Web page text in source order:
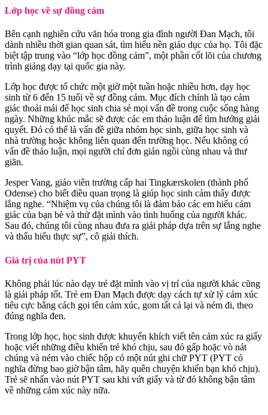
Lớp học về sự đồng cảm
Bên cạnh nghiên cứu văn hóa trong gia đình người Đan Mạch, tôi
dành nhiều thời gian quan sát, tìm hiểu nền giáo dục của họ. Tôi đặc
biệt tập trung vào “lớp học đồng cảm”, một phần cốt lõi của chương
trình giảng dạy tại quốc gia này.
Lớp học được tổ chức một giờ một tuần hoặc nhiều hơn, dạy học
sinh từ 6 đến 15 tuổi về sự đồng cảm. Mục đích chính là tạo cảm
giác thoải mái để học sinh chia sẻ mọi vấn đề trong cuộc sống hàng
ngày. Những khúc mắc sẽ được các em thảo luận để tìm hướng giải
quyết. Đó có thể là vấn đề giữa nhóm học sinh, giữa học sinh và
nhà trường hoặc không liên quan đến trường học. Nếu không có
vấn đề thảo luận, mọi người chỉ đơn giản ngồi cùng nhau và thư
giãn.
Jesper Vang, giáo viên trường cấp hai Tingkærskolen (thành phố
Odense) cho biết điều quan trọng là giúp học sinh cảm thấy được
lắng nghe. “Nhiệm vụ của chúng tôi là đảm bảo các em hiểu cảm
giác của bạn bè và thử đặt mình vào tình huống của người khác.
Sau đó, chúng tôi cùng nhau đưa ra giải pháp dựa trên sự lắng nghe
và thấu hiểu thực sự”, cô giải thích.
Giá trị của nút PYT
Không phải lúc nào dạy trẻ đặt mình vào vị trí của người khác cũng
là giải pháp tốt. Trẻ em Đan Mạch được dạy cách tự xử lý cảm xúc
tiêu cực bằng cách gọi tên cảm xúc, gom tất cả lại và ném đi, theo
đúng nghĩa đen.
Trong lớp học, học sinh được khuyến khích viết tên cảm xúc ra giấy
hoặc viết những điều khiến trẻ khó chịu, sau đó gấp hoặc vò nát
chúng và ném vào chiếc hộp có một nút ghi chữ PYT (PYT có
nghĩa đừng bao giờ bận tâm, hãy quên chuyện khiến bạn khó chịu).
Trẻ sẽ nhấn vào nút PYT sau khi vứt giấy và từ đó không bận tâm
về những cảm xúc này nữa.